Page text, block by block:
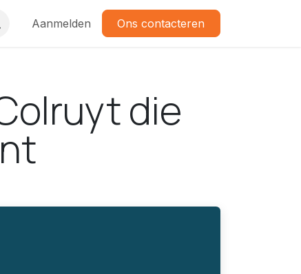
Aanmelden Ons contacteren
die